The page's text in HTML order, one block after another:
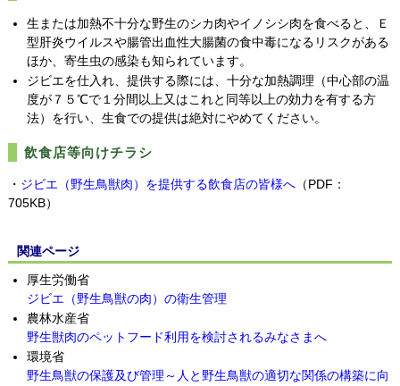
生または加熱不十分な野生のシカ肉やイノシシ肉を食べると、Ｅ
型肝炎ウイルスや腸管出血性大腸菌の食中毒になるリスクがある
ほか、寄生虫の感染も知られています。
ジビエを仕入れ、提供する際には、十分な加熱調理（中心部の温
度が７５℃で１分間以上又はこれと同等以上の効力を有する方
法）を行い、生食での提供は絶対にやめてください。
飲食店等向けチラシ
・ ジビエ（野生鳥獣肉）を提供する飲食店の皆様へ（PDF：
705KB）
関連ページ
厚生労働省
ジビエ（野生鳥獣の肉）の衛生管理
農林水産省
野生獣肉のペットフード利用を検討されるみなさまへ
環境省
野生鳥獣の保護及び管理～人と野生鳥獣の適切な関係の構築に向